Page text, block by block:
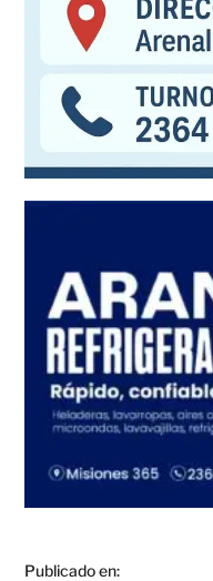
Publicado en: